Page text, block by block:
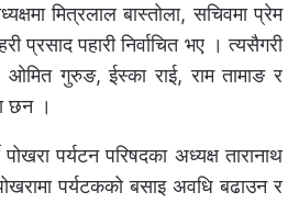
मित्रलाल बास्तोला, सचिवमा प्रेम
प्रसाद पहारी निर्वाचित भए । त्यसैगरी
ओमित गुरुङ, ईस्का राई, राम तामाङ र
छन ।
पर्यटन परिषदका अध्यक्ष तारानाथ
पर्यटकको बसाइ अवधि बढाउन र